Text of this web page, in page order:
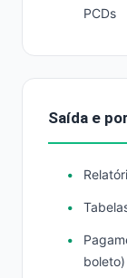
PCDs
Saída e
boleto)